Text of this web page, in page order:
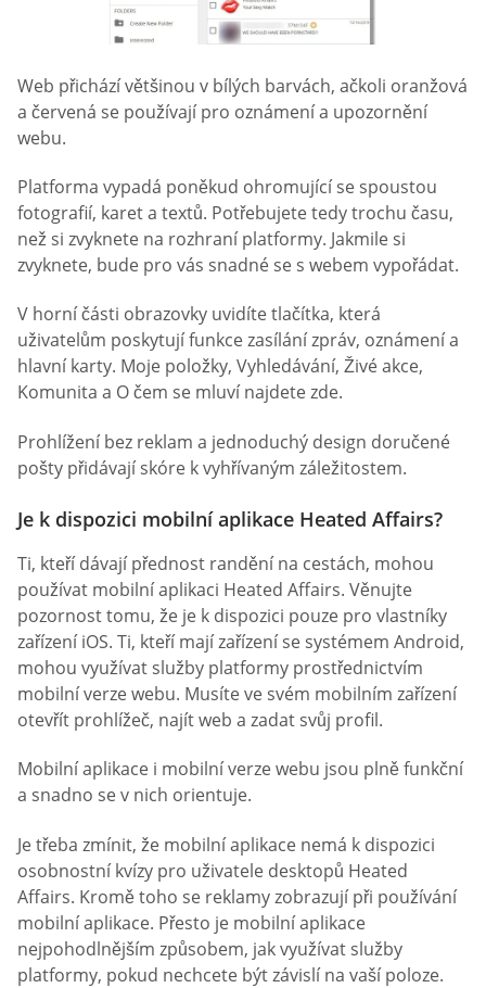
Web přichází většinou v bílých barvách, ačkoli oranžová
a červená se používají pro oznámení a upozornění
webu.
Platforma vypadá poněkud ohromující se spoustou
fotografií, karet a textů. Potřebujete tedy trochu času,
než si zvyknete na rozhraní platformy. Jakmile si
zvyknete, bude pro vás snadné se s webem vypořádat.
V horní části obrazovky uvidíte tlačítka, která
uživatelům poskytují funkce zasílání zpráv, oznámení a
hlavní karty. Moje položky, Vyhledávání, Živé akce,
Komunita a O čem se mluví najdete zde.
Prohlížení bez reklam a jednoduchý design doručené
pošty přidávají skóre k vyhřívaným záležitostem.
Je k dispozici mobilní aplikace Heated Affairs?
Ti, kteří dávají přednost randění na cestách, mohou
používat mobilní aplikaci Heated Affairs. Věnujte
pozornost tomu, že je k dispozici pouze pro vlastníky
zařízení iOS. Ti, kteří mají zařízení se systémem Android,
mohou využívat služby platformy prostřednictvím
mobilní verze webu. Musíte ve svém mobilním zařízení
otevřít prohlížeč, najít web a zadat svůj profil.
Mobilní aplikace i mobilní verze webu jsou plně funkční
a snadno se v nich orientuje.
Je třeba zmínit, že mobilní aplikace nemá k dispozici
osobnostní kvízy pro uživatele desktopů Heated
Affairs. Kromě toho se reklamy zobrazují při používání
mobilní aplikace. Přesto je mobilní aplikace
nejpohodlnějším způsobem, jak využívat služby
platformy, pokud nechcete být závislí na vaší poloze.